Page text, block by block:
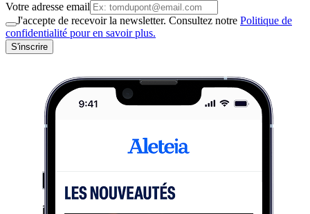
Votre adresse email
J'accepte de recevoir la newsletter. Consultez notre Politique de
confidentialité pour en savoir plus.
S'inscrire